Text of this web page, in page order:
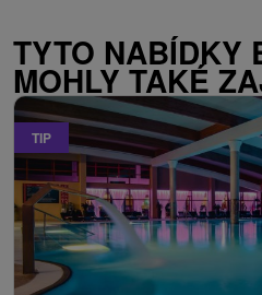
TYTO NABÍDKY
MOHLY TAKÉ
TIP